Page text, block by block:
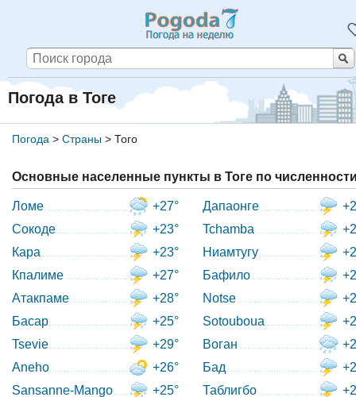
Погода в Тоге
Погода > Страны> Того
Основные населенные пункты в Тоге по
Ломе
+27°
Сокоде
+23°
Кара
+23°
Кпалиме
+27°
Атакпаме
+28°
Басар
+25°
Tsevie
+29°
Aneho
+26°
Sansanne-Mango
+25°
Дапаонге
Tchamba
Ниамтугу
Бафило
Notse
Sotouboua
Воган
Бад
Таблигбо